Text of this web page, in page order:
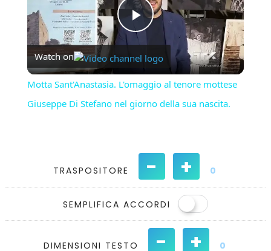
Play
Video
Watch on
Motta Sant'Anastasia. L'omaggio al tenore mottese
Giuseppe Di Stefano nel giorno della sua nascita.
TRASPOSITORE - + 0
SEMPLIFICA ACCORDI
DIMENSIONI TESTO - + 0